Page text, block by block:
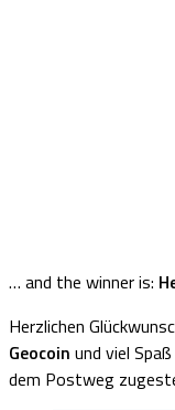
… and the winner is:
Herzlichen
Geocoin und viel
dem Postweg